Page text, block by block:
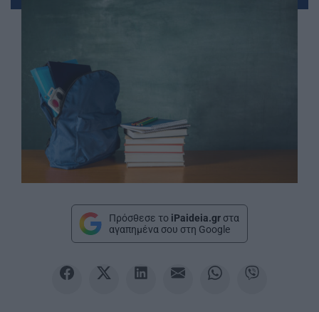
Πρόσθεσε το iPaideia.gr στα
αγαπημένα σου στη Google